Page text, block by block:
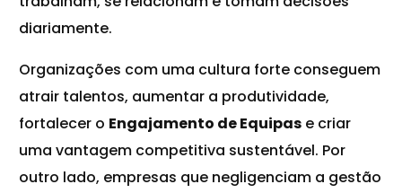
diariamente.
Organizações com uma cultura forte conseguem
atrair talentos, aumentar a produtividade,
fortalecer o Engajamento de Equipas e criar
uma vantagem competitiva sustentável. Por
outro lado, empresas que negligenciam a gestão